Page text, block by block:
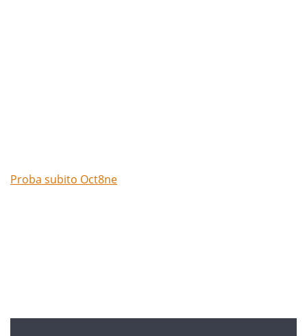
Proba subito Oct8ne